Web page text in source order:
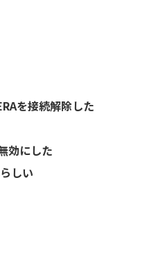
を接続解除した
効にした
しい